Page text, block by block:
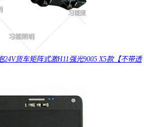
货车矩阵式激H11强光9005 X5款【不带透